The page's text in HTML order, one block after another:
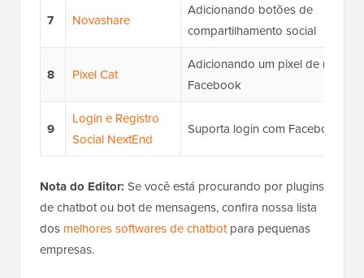
7 Novashare
Adicionando botões de
compartilhamento social
8 Pixel Cat
Adicionando um pixel de
Facebook
9
Login e Registro
Social NextEnd
Suporta login com Facebook
Nota do Editor: Se você está procurando por plugins
de chatbot ou bot de mensagens, confira nossa lista
dos melhores softwares de chatbotpara pequenas
empresas.